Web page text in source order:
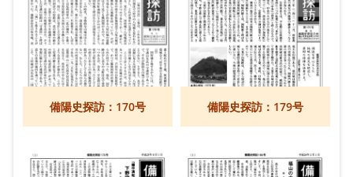
備陽史探訪：170号 備陽史探訪：179号